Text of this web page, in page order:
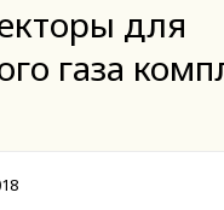
для
газа